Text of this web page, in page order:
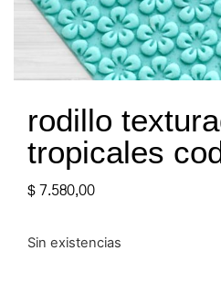
rodillo
tropicales
$7.580,00
Sin existencias